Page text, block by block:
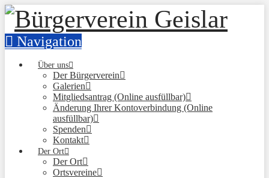
Navigation
Über uns
Der Bürgerverein
Galerien
Mitgliedsantrag (Online ausfüllbar)
Änderung Ihrer Kontoverbindung (Online
ausfüllbar)
Spenden
Kontakt
Der Ort
Der Ort
Ortsvereine